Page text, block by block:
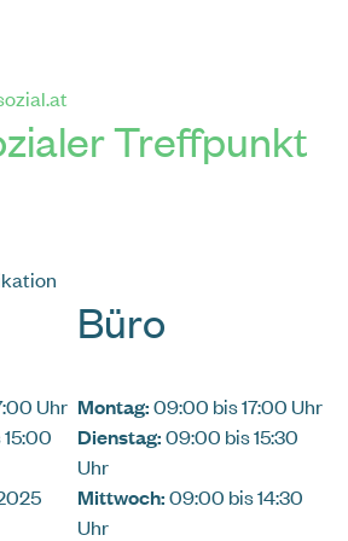
Treffpunkt
Uhr
Büro
Montag:09:00 bis 17:00 Uhr
Dienstag:09:00 bis 15:30
Uhr
Mittwoch:09:00 bis 14:30
Uhr